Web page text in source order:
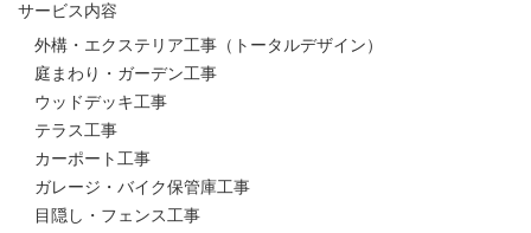
サービス内容
外構・エクステリア工事（トータルデザイン）
庭まわり・ガーデン工事
ウッドデッキ工事
テラス工事
カーポート工事
ガレージ・バイク保管庫工事
目隠し・フェンス工事